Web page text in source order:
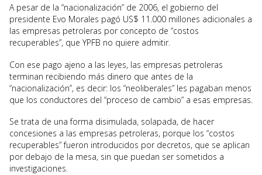
A pesar de la “nacionalización” de 2006, el gobierno del
presidente Evo Morales pagó US$ 11.000 millones adicionales a
las empresas petroleras por concepto de “costos
recuperables”, que YPFB no quiere admitir.
Con ese pago ajeno a las leyes, las empresas petroleras
terminan recibiendo más dinero que antes de la
“nacionalización”, es decir: los “neoliberales” les pagaban menos
que los conductores del “proceso de cambio” a esas empresas.
Se trata de una forma disimulada, solapada, de hacer
concesiones a las empresas petroleras, porque los “costos
recuperables” fueron introducidos por decretos, que se aplican
por debajo de la mesa, sin que puedan ser sometidos a
investigaciones.